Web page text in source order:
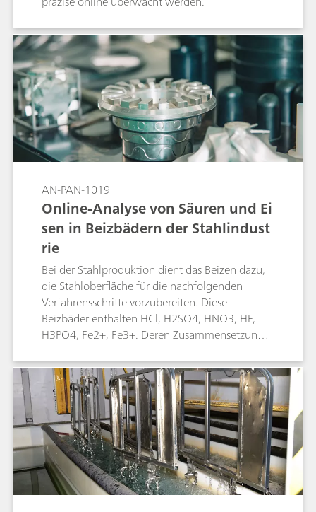
AN-PAN-1019
Online-Analyse von Säuren und Ei
sen in Beizbädern der Stahlindust
rie
Bei der Stahlproduktion dient das Beizen dazu,
die Stahloberfläche für die nachfolgenden
Verfahrensschritte vorzubereiten. Diese
Beizbäder enthalten HCl, H2SO4, HNO3, HF,
H3PO4, Fe2+, Fe3+. Deren Zusammensetzung
Oberflächenbehandlung ständig überwacht
werden. Das geschieht am besten mit Titration
und den robusten Prozessanalysatoren von
Metrohm, die nachfolgend vorgestellt werden.